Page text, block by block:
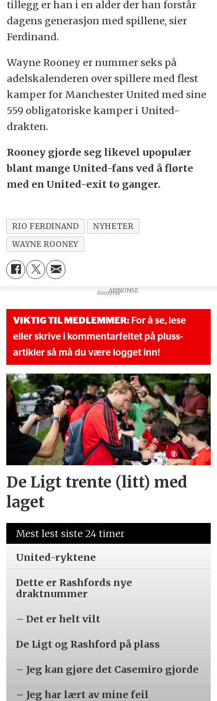
tillegg er han i en alder der han forstår
dagens generasjon med spillene, sier
Ferdinand.
Wayne Rooney er nummer seks på
adelskalenderen over spillere med flest
kamper for Manchester United med sine
559 obligatoriske kamper i United-
drakten.
Rooney gjorde seg likevel upopulær
blant mange United-fans ved å flørte
med en United-exit to ganger.
RIO FERDINAND
NYHETER
WAYNE ROONEY
Annonse
VIKTIG TIL MEDLEMMER: For å se, lese
eller skrive i kommentarfeltet på pluss-
artikler så må du være logget inn!
De Ligt trente (litt) med
laget
Mest lest siste 24 timer
United-ryktene
Dette er Rashfords nye
draktnummer
– Det er helt vilt
De Ligt og Rashford på plass
– Jeg kan gjøre det Casemiro gjorde
– Jeg har lært av mine feil